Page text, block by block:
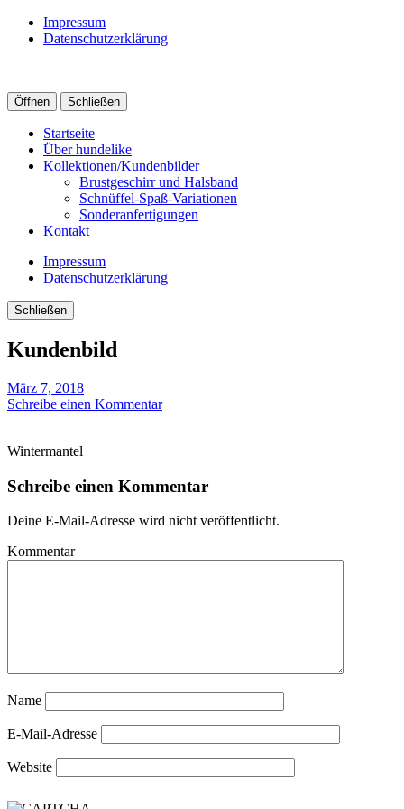
Impressum
Datenschutzerklärung
Öffnen Schließen
Startseite
Über hundelike
Kollektionen/Kundenbilder
Brustgeschirr und Halsband
Schnüffel-Spaß-Variationen
Sonderanfertigungen
Kontakt
Impressum
Datenschutzerklärung
Schließen
Kundenbild
März 7, 2018
Schreibe einen Kommentar
Wintermantel
Schreibe einen Kommentar
Deine E-Mail-Adresse wird nicht veröffentlicht.
Kommentar
Name
E-Mail-Adresse
Website